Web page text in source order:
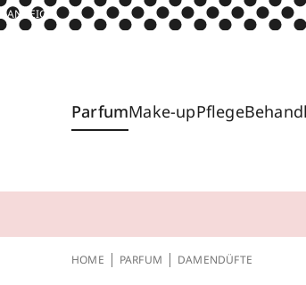
ANZEIGE
ParfumMake-upPflege
HOME PARFUM DAMENDÜFTE